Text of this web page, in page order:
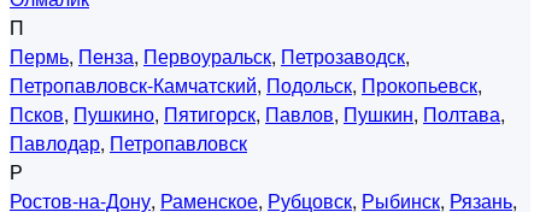
П
Пермь, Пенза, Первоуральск, Петрозаводск,
Петропавловск-Камчатский, Подольск, Прокопьевск,
Псков, Пушкино, Пятигорск, Павлов, Пушкин, Полтава,
Павлодар, Петропавловск
Р
Ростов-на-Дону, Раменское, Рубцовск, Рыбинск, Рязань,